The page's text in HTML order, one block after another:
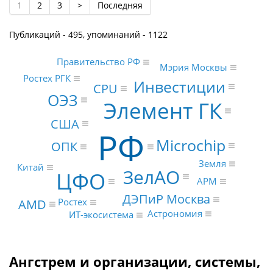
1 2 3 > Последняя
Публикаций - 495, упоминаний - 1122
РФ
Элемент ГК
ЦФО ЗелАО
Microchip
Инвестиции
ОЭЗ
США
ОПК
CPU
ДЭПиР Москва
AMD
Ростех РГК
ИТ-экосистема
Китай
Ростех
Мэрия Москвы
АРМ
Правительство РФ
Земля
Астрономия
Ангстрем и организации, системы,